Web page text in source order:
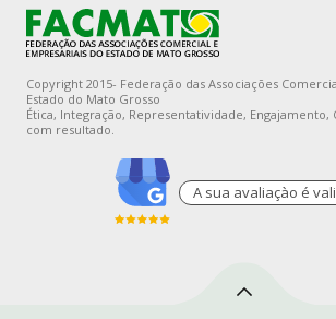
Copyright 2015- Federação das Associações
Estado do Mato Grosso
Ética, Integração, Representatividade,
com resultado.
A sua avaliaçào é